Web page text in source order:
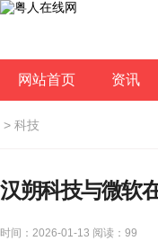
网站首页 资讯
> 科技
汉朔科技与微软
时间：2026-01-13 阅读： 99